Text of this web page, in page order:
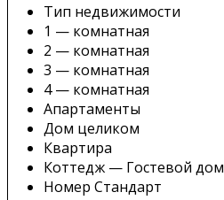
Тип недвижимости
1 — комнатная
2 — комнатная
3 — комнатная
4 — комнатная
Апартаменты
Дом целиком
Квартира
Коттедж — Гостевой дом
Номер Стандарт